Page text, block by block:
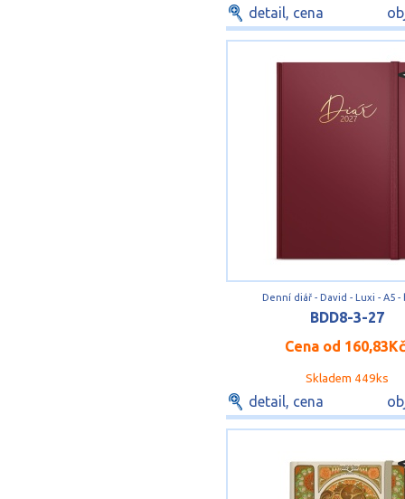
detail, cena
Denní diář - David - Luxi - A5 -
BDD8-3-27
Cena od 160,83Kč
Skladem 449ks
detail, cena